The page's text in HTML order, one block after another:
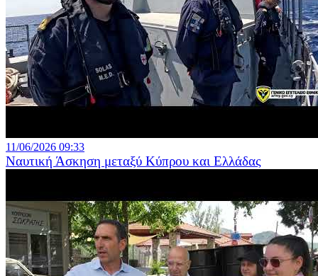
11/06/2026 09:33
Ναυτική Άσκηση μεταξύ Κύπρου και Ελλάδας